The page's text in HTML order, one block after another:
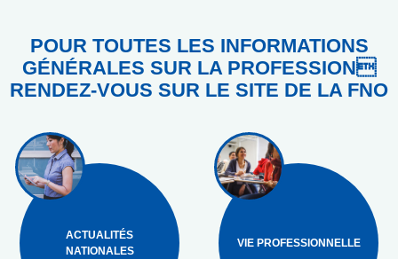
POUR TOUTES LES INFORMATIONS
GÉNÉRALES SUR LA PROFESSION
RENDEZ-VOUS SUR LE SITE DE LA FNO
ACTUALITÉS
NATIONALES
VIE PROFESSIONNELLE